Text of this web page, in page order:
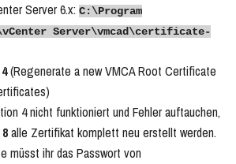
Server 6.x: C:\Program
Server\vmcad\certificate-
(Regenerate a new VMCA Root Certificate
4 nicht funktioniert und Fehler auftauchen,
alle Zertifikat komplett neu erstellt werden.
müsst ihr das Passwort von